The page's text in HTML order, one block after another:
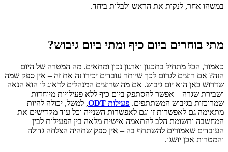
במשהו אחר, לנקות את הראש ולבלות ביחד.
מתי בוחרים ביום כיף ומתי ביום גיבוש?
כאמור, הכל מתחיל בתכנון וארגון נכון ומתאים. מה המטרה של היום
הזה? אם רוצים לגרום לכך שיותר עובדים יכירו זה את זה – אין ספק שמה
שדרוש כאן הוא יום גיבוש. אם מה שרוצים המנהלים לדאוג לו הוא הנאה
ושבירת שגרה – אפשר להסתפק ביום כיף ללא פעילויות מיוחדות
שמרוכזות בגיבוש המשתתפים. פעילות ODT, למשל, יכולה להיות
מתאימה גם לאפשרות זו וגם לאפשרות השנייה וכל עוד מקדישים את
המחשבה ותשומת הלב להתאמה אישית מלאה בין הפעילות לבין
העובדים שאמורים להשתתף בה – אין ספק שתהיה הצלחה גדולה
והמטרות אכן יושגו.